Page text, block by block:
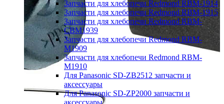
Запчасти для хлебопечи Redmond RBM-1914
Запчасти для хлебопечи Redmond RBM-1915
Запчасти для хлебопечи Redmond RBM-
CBM1939
Запчасти для хлебопечи Redmond RBM-
M1909
Запчасти для хлебопечи Redmond RBM-
M1910
Для Panasonic SD-ZB2512 запчасти и
аксессуары
Для Panasonic SD-ZP2000 запчасти и
аксессуары